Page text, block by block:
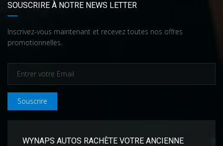
SOUSCRIRE À NOTRE NEWS LETTER
Inscrivez-vous maintenant et recevez toutes nos offres
promotionnelles.
Souscrire
WYNAPS AUTOS RACHÈTE VOTRE ANCIENNE